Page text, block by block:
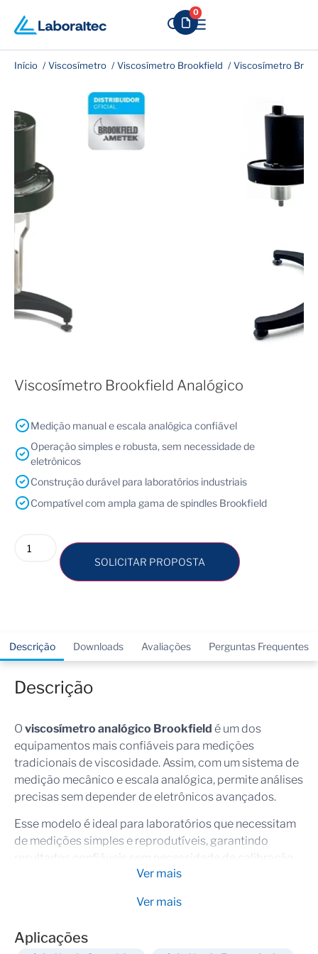
0
Início Viscosímetro Viscosímetro Brookfield Viscosímetro
Viscosímetro Brookfield Analógico
Medição manual e escala analógica confiável
Operação simples e robusta, sem necessidade de
eletrônicos
Construção durável para laboratórios industriais
Compatível com ampla gama de spindles Brookfield
SOLICITAR PROPOSTA
Descrição Downloads Avaliações Perguntas Frequentes
Descrição
O viscosímetro analógico Brookfield é um dos
equipamentos mais confiáveis para medições
tradicionais de viscosidade. Assim, com um sistema de
medição mecânico e escala analógica, permite análises
precisas sem depender de eletrônicos avançados.
Esse modelo é ideal para laboratórios que necessitam
de medições simples e reprodutíveis, garantindo
resultados confiáveis sem necessidade de calibração
digital. Portanto, sua construção robusta assegura
Dessa forma, sua operação manual com escala
Ver mais
Ver mais
Aplicações